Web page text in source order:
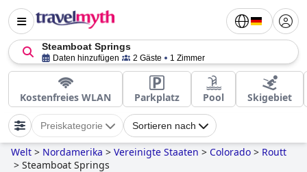
Steamboat Springs
Daten hinzufügen 2 Gäste 1 Zimmer
Kostenfreies WLAN Parkplatz Pool Skigebiet
Preiskategorie Sortieren nach
Welt > Nordamerika > Vereinigte Staaten > Colorado > Routt
> Steamboat Springs